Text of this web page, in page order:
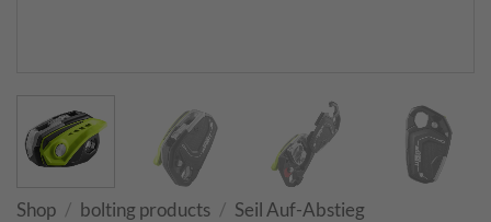
Shop / bolting products / Seil Auf-Abstieg